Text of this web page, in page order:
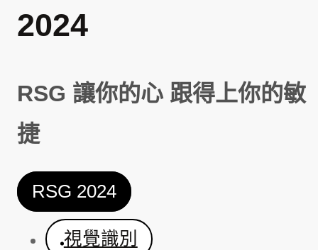
2024
RSG 讓你的心 跟得上你的敏
捷
RSG 2024
視覺識別